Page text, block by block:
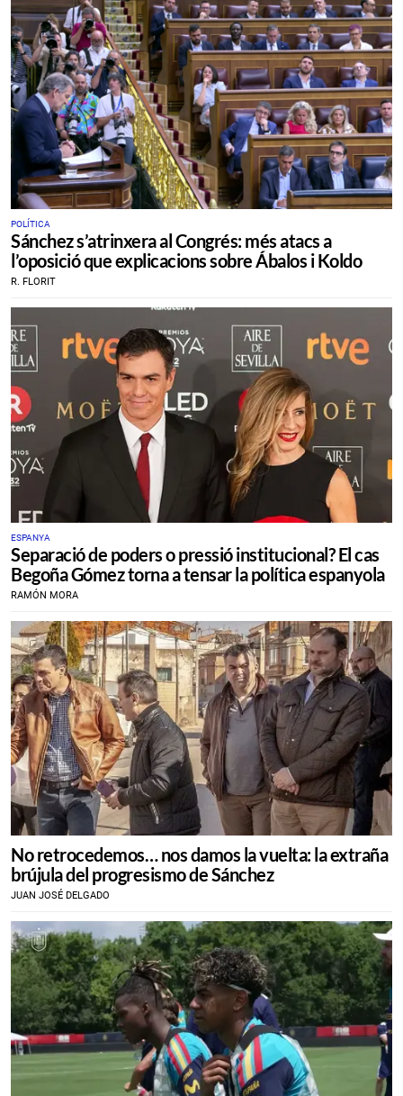
POLÍTICA
Sánchez s’atrinxera al Congrés: més atacs a
l’oposició que explicacions sobre Ábalos i Koldo
R. FLORIT
ESPANYA
Separació de poders o pressió institucional? El cas
Begoña Gómez torna a tensar la política espanyola
RAMÓN MORA
No retrocedemos… nos damos la vuelta: la extraña
brújula del progresismo de Sánchez
JUAN JOSÉ DELGADO